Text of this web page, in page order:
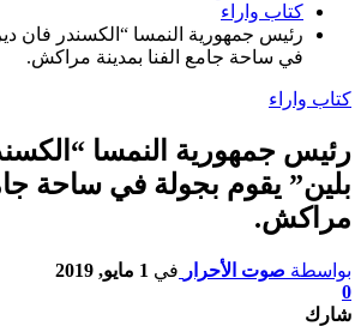
كتاب واراء
رئيس جمهورية النمسا “الكسندر فان
في ساحة جامع الفنا بمدينة مراكش.
كتاب واراء
رئيس جمهورية النمسا
بلين” يقوم بجولة في ساحة
مراكش.
بواسطة صوت الأحرار في 1 مايو, 2019
0
شارك